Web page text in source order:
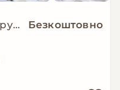
Котик Бориско в добрі руки! Безкоштовно